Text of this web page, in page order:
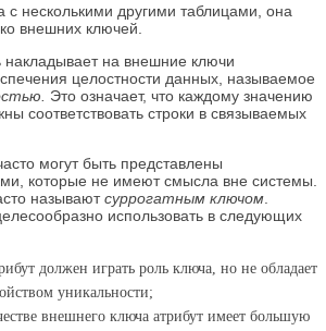
с несколькими другими таблицами, она
внешних ключей.
на внешние ключи
целостности данных, называемое
Это означает, что каждому значению
соответствовать строки в связываемых
могут быть представлены
которые не имеют смысла вне системы.
называютсуррогатным ключом.
использовать в следующих
должен играть роль ключа, но не обладает
уникальности;
внешнего ключа атрибут имеет большую